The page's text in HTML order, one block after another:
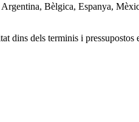
Bèlgica, Espanya,
dins dels terminis i pressupostos